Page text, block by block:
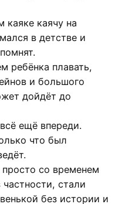
каячу на
в детстве и
ребёнка плавать,
и большого
дойдёт до
ещё впереди.
что был
со временем
стали
без истории и